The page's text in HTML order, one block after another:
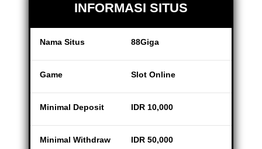
INFORMASI SITUS
Nama Situs 88Giga
Game Slot Online
Minimal Deposit IDR 10,000
Minimal Withdraw IDR 50,000